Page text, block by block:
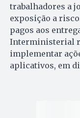
trabalhadores a
exposição a
pagos aos
Interministerial
implementar
aplicativos, em